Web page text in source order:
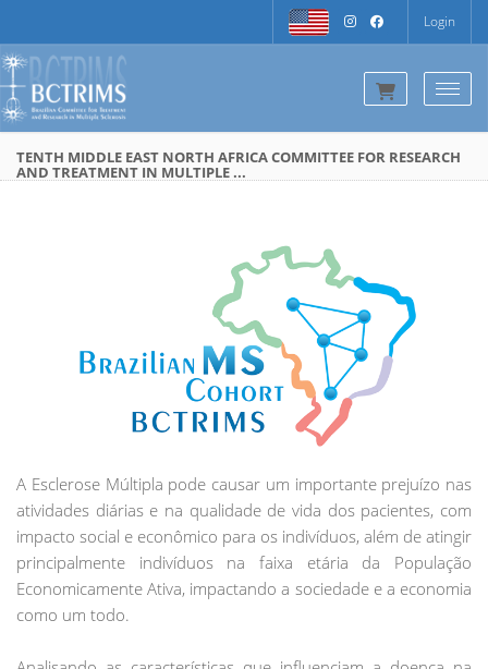
Login
TENTH MIDDLE EAST NORTH AFRICA COMMITTEE FOR RESEARCH
AND TREATMENT IN MULTIPLE ...
A Esclerose Múltipla pode causar um importante prejuízo nas
atividades diárias e na qualidade de vida dos pacientes, com
impacto social e econômico para os indivíduos, além de atingir
principalmente indivíduos na faixa etária da População
Economicamente Ativa, impactando a sociedade e a economia
como um todo.